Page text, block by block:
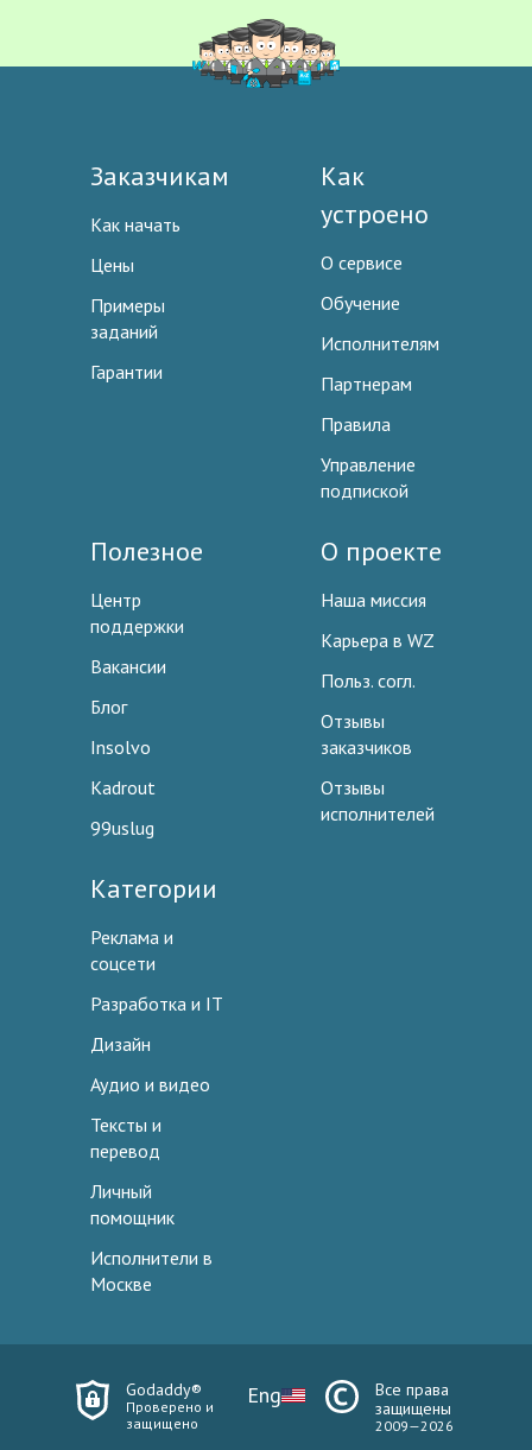
Заказчикам
Как начать
Цены
Примеры
заданий
Гарантии
Как
устроено
О сервисе
Обучение
Исполнителям
Партнерам
Правила
Управление
подпиской
Полезное
Центр
поддержки
Вакансии
Блог
Insolvo
Kadrout
99uslug
О проекте
Наша миссия
Карьера в WZ
Польз. согл.
Отзывы
заказчиков
Отзывы
исполнителей
Категории
Реклама и
соцсети
Разработка и IT
Дизайн
Аудио и видео
Тексты и
перевод
Личный
помощник
Исполнители в
Москве
Godaddy®
Проверено и
защищено
Eng
Все права
защищены
2009—2026